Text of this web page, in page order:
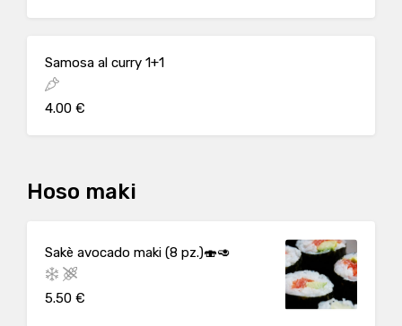
Samosa al curry 1+1
4.00 €
Hoso maki
Sakè avocado maki (8 pz.)🍣🥑
5.50 €